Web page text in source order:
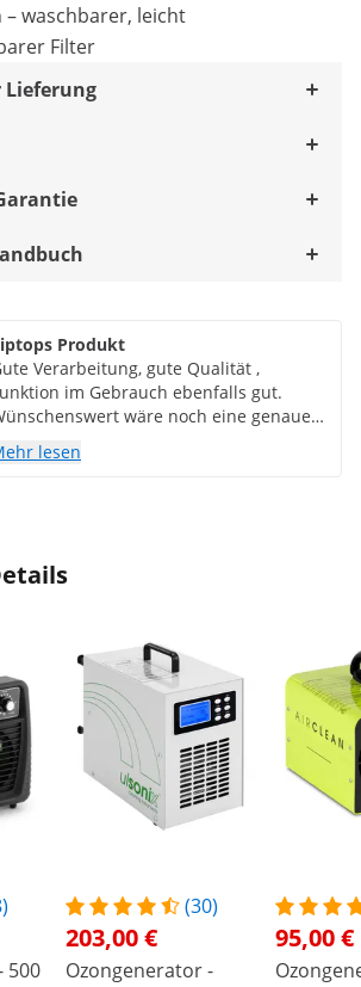
– waschbarer, leicht
Filter
Lieferung
Produkt
Verarbeitung, gute Qualität ,
im Gebrauch ebenfalls gut.
wäre noch eine genauere
Erklärung vom Vorgang des Begasens .
passiert da während dem Vorgang,
lesen
500
(30)
203,00 €
Ozongenerator -
95,00 €